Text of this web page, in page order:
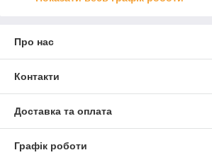
Про нас
Контакти
Доставка та оплата
Графік роботи